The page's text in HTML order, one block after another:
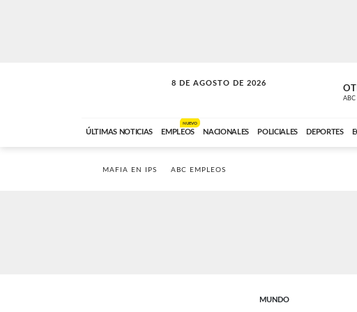
8 DE AGOSTO DE 2026
SOLO MÚSICA
ABC
ÚLTIMAS NOTICIAS EMPLEOS
NUEVO
NACIONALES POLICIALES DEPORTES
MAFIA EN IPS ABC EMPLEOS
MUNDO